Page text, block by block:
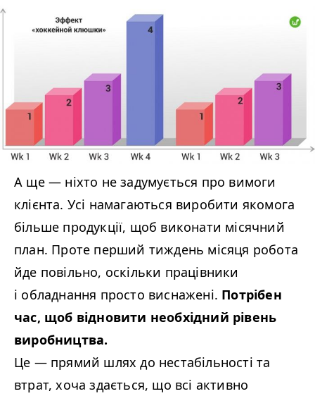
А ще — ніхто не задумується про вимоги
клієнта. Усі намагаються виробити якомога
більше продукції, щоб виконати місячний
план. Проте перший тиждень місяця робота
йде повільно, оскільки працівники
і обладнання просто виснажені. Потрібен
час, щоб відновити необхідний рівень
виробництва.
Це — прямий шлях до нестабільності та
втрат, хоча здається, що всі активно